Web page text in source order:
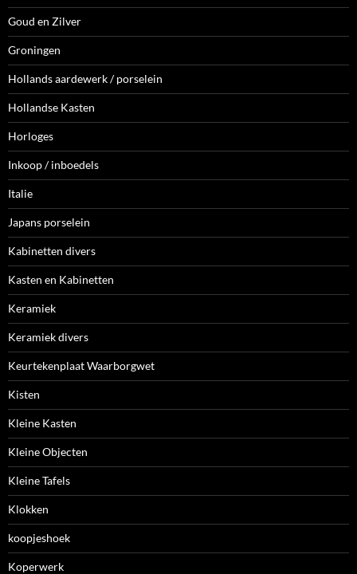
Goud en Zilver
Groningen
Hollands aardewerk / porselein
Hollandse Kasten
Horloges
Inkoop / inboedels
Italie
Japans porselein
Kabinetten divers
Kasten en Kabinetten
Keramiek
Keramiek divers
Keurtekenplaat Waarborgwet
Kisten
Kleine Kasten
Kleine Objecten
Kleine Tafels
Klokken
koopjeshoek
Koperwerk